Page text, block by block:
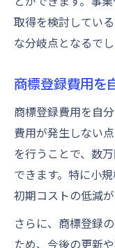
取得を検討してい
な分岐点となるでし
商標登録費用を
商標登録費用を自
費用が発生しない
を行うことで、数
できます。特に小
初期コストの低減
さらに、商標登録
ため、今後の更新